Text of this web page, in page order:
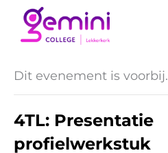
naar
inhoud
« Alle Evenementen
Dit evenement is voorbij.
4TL: Presentatie
profielwerkstuk